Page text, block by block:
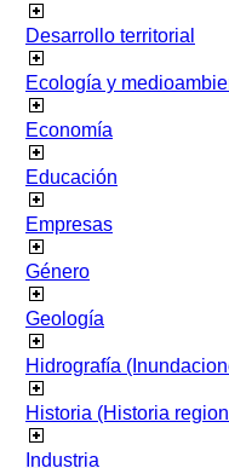
Desarrollo territorial
Ecología y
Economía
Educación
Empresas
Género
Geología
Hidrografía
Historia (Historia
Industria